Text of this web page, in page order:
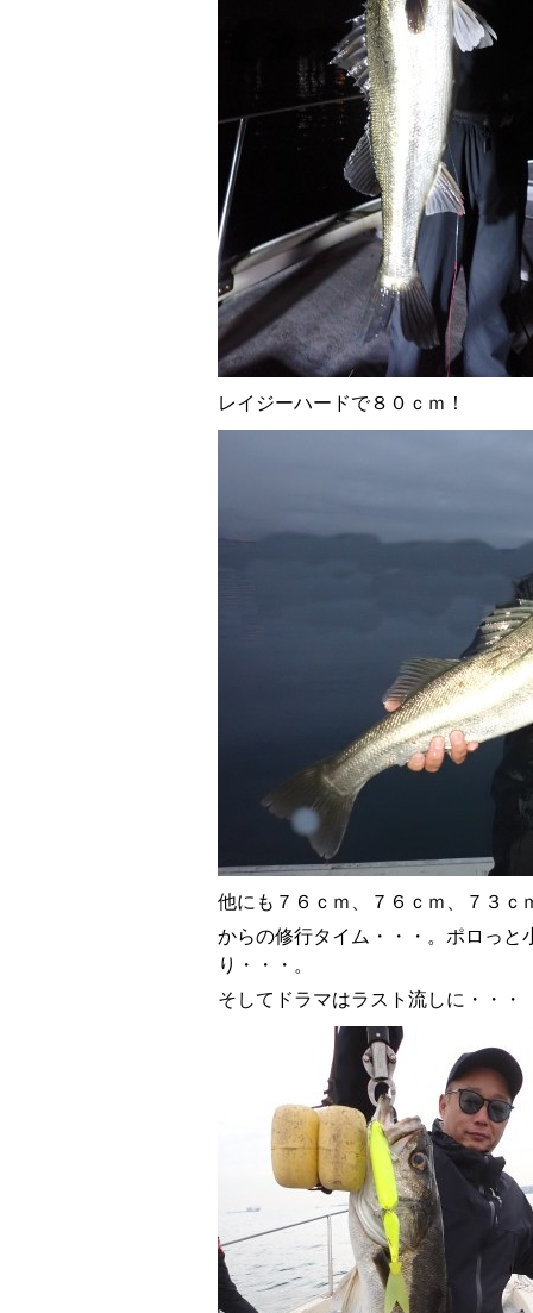
レイジーハードで８０ｃｍ！
他にも７６ｃｍ、７６ｃｍ、７３ｃ
からの修行タイム・・・。ポロっと
り・・・。
そしてドラマはラスト流しに・・・